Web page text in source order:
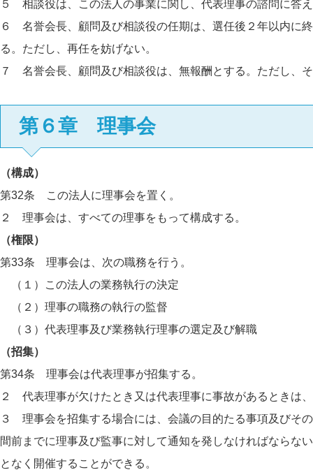
５ 相談役は、この法人の事業に関し、代表理事の諮問に答
６ 名誉会長、顧問及び相談役の任期は、選任後２年以内に
る。ただし、再任を妨げない。
７ 名誉会長、顧問及び相談役は、無報酬とする。ただし、
第６章 理事会
（構成）
第32条 この法人に理事会を置く。
２ 理事会は、すべての理事をもって構成する。
（権限）
第33条 理事会は、次の職務を行う。
（１）この法人の業務執行の決定
（２）理事の職務の執行の監督
（３）代表理事及び業務執行理事の選定及び解職
（招集）
第34条 理事会は代表理事が招集する。
２ 代表理事が欠けたとき又は代表理事に事故があるときは
３ 理事会を招集する場合には、会議の目的たる事項及びそ
間前までに理事及び監事に対して通知を発しなければならな
となく開催することができる。